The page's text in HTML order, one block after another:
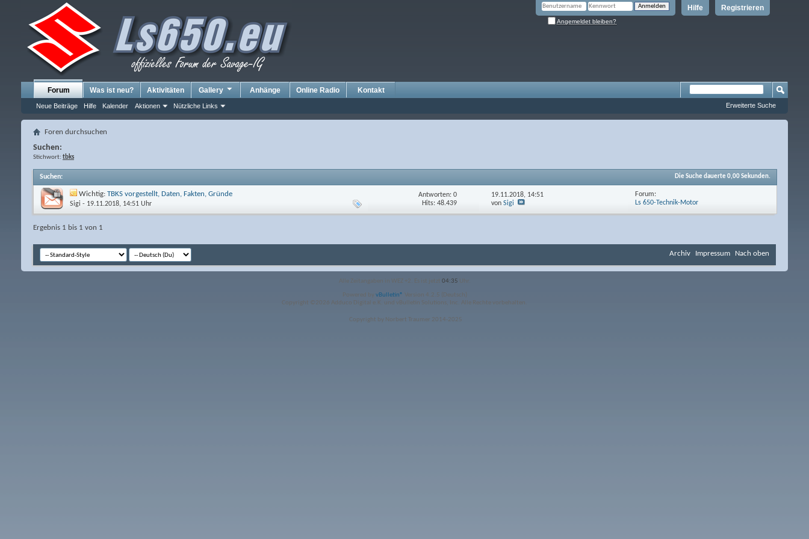
Registrieren
Hilfe
Angemeldet bleiben?
Forum
Neue Beiträge Hilfe Kalender Aktionen Nützliche Links
Was ist neu? Aktivitäten Gallery Anhänge Online Radio Kontakt
Erweiterte Suche
Foren durchsuchen
Suchen:
Stichwort: tbks
Suchen: Die Suche dauerte 0,00Sekunden.
Wichtig: TBKS vorgestellt, Daten, Fakten, Gründe
Sigi - 19.11.2018, 14:51 Uhr
Antworten: 0
Hits: 48.439
19.11.2018, 14:51
vonSigi
Forum:
Ls 650-Technik-Motor
Ergebnis 1 bis 1 von 1
Archiv Impressum Nach oben
Alle Zeitangaben in WEZ +2. Es ist jetzt 04:35 Uhr.
Powered by vBulletin® Version 4.2.5 (Deutsch)
Copyright ©2026 Adduco Digital e.K. und vBulletin Solutions, Inc. Alle Rechte vorbehalten.
Copyright by Norbert Traumer 2014-2025